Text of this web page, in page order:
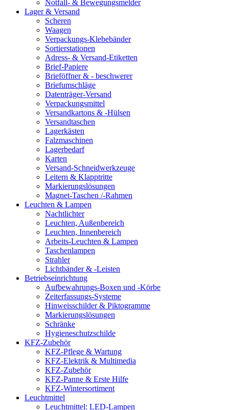
Notfall- & Bewegungsmelder
Lager & Versand
Scheren
Waagen
Verpackungs-Klebebänder
Sortierstationen
Adress- & Versand-Etiketten
Brief-Papiere
Brieföffner & - beschwerer
Briefumschläge
Datenträger-Versand
Verpackungsmittel
Versandkartons & -Hülsen
Versandtaschen
Lagerkästen
Falzmaschinen
Lagerbedarf
Karten
Versand-Schneidwerkzeuge
Leitern & Klapptritte
Markierungslösungen
Magnet-Taschen /-Rahmen
Leuchten & Lampen
Nachtlichter
Leuchten, Außenbereich
Leuchten, Innenbereich
Arbeits-Leuchten & Lampen
Taschenlampen
Strahler
Lichtbänder & -Leisten
Betriebseinrichtung
Aufbewahrungs-Boxen und -Körbe
Zeiterfassungs-Systeme
Hinweisschilder & Piktogramme
Markierungslösungen
Schränke
Hygieneschutzschilde
KFZ-Zubehör
KFZ-Pflege & Wartung
KFZ-Elektrik & Multimedia
KFZ-Zubehör
KFZ-Panne & Erste Hilfe
KFZ-Wintersortiment
Leuchtmittel
Leuchtmittel: LED-Lampen